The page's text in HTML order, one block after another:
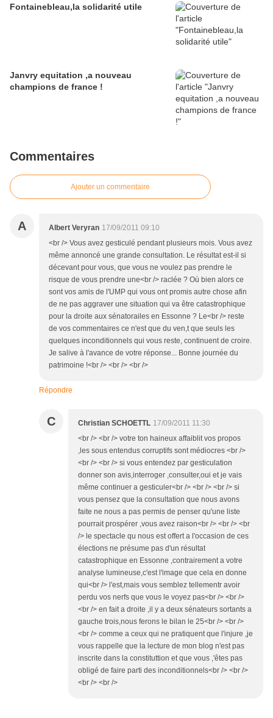
Fontainebleau,la solidarité utile
Janvry equitation ,a nouveau
champions de france !
Commentaires
Ajouter un commentaire
A Albert Veryran 17/09/2011 09:10
<br /> Vous avez gesticulé pendant plusieurs mois. Vous avez
même annoncé une grande consultation. Le résultat est-il si
décevant pour vous, que vous ne voulez pas prendre le
risque de vous prendre une<br /> raclée ? Où bien alors ce
sont vos amis de l'UMP qui vous ont promis autre chose afin
de ne pas aggraver une situation qui va être catastrophique
pour la droite aux sénatorailes en Essonne ? Le<br /> reste
de vos commentaires ce n'est que du ven,t que seuls les
quelques inconditionnels qui vous reste, continuent de croire.
Je salive à l'avance de votre réponse... Bonne journée du
patrimoine !<br /> <br /> <br />
Répondre
C Christian SCHOETTL 17/09/2011 11:30
<br /> <br /> votre ton haineux affaiblit vos propos
,les sous entendus corruptifs sont médiocres <br />
<br /> <br /> si vous entendez par gesticulation
donner son avis,interroger ,consulter,oui et je vais
même continuer a gesticuler<br /> <br /> <br /> si
vous pensez que la consultation que nous avons
faite ne nous a pas permis de penser qu'une liste
pourrait prospérer ,vous avez raison<br /> <br /> <br
/> le spectacle qu nous est offert a l'occasion de ces
élections ne présume pas d'un résultat
catastrophique en Essonne ,contrairement a votre
analyse lumineuse,c'est l'image que cela en donne
qui<br /> l'est,mais vous semblez tellementr avoir
perdu vos nerfs que vous le voyez pas<br /> <br />
<br /> en fait a droite ,il y a deux sénateurs sortants a
gauche trois,nous ferons le bilan le 25<br /> <br />
<br /> comme a ceux qui ne pratiquent que l'injure ,je
vous rappelle que la lecture de mon blog n'est pas
inscrite dans la constituttion et que vous ,'êtes pas
obligé de faire parti des inconditionnels<br /> <br />
<br /> <br />